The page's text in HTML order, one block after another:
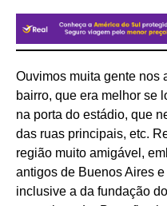
Ouvimos muita gente nos
bairro, que era melhor se
na porta do estádio, que
das ruas principais, etc.
região muito amigável,
antigos de Buenos Aires
inclusive a da fundação